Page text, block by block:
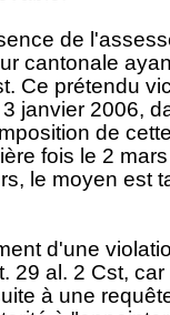
de
cantonale
Ce prétendu
janvier 2006,
de
fois le 2
le moyen est
d'une
29 al. 2 Cst, car
à une